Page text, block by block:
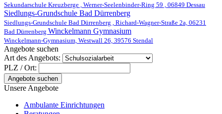
Sekundarschule Kreuzberge , Werner-Seelenbinder-Ring 59 , 06849 Dessau
Siedlungs-Grundschule Bad Dürrenberg
Siedlungs-Grundschule Bad Dürrenberg , Richard-Wagner-Straße 2a, 06231
Bad Dürrenberg Winckelmann Gymnasium
Winckelmann-Gymnasium, Westwall 26, 39576 Stendal
Angebote suchen
Art des Angebots:
PLZ / Ort:
Angebote suchen
Unsere Angebote
Ambulante Einrichtungen